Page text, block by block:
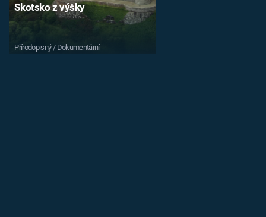
Skotsko z výšky
Přírodopisný / Dokumentární